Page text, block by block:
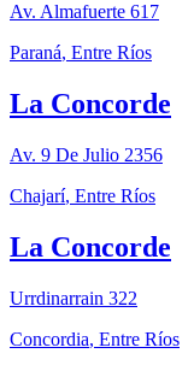
Av. Almafuerte 617
Paraná, Entre Ríos
La Concorde
Av. 9 De Julio 2356
Chajarí, Entre Ríos
La Concorde
Urrdinarrain 322
Concordia, Entre Ríos